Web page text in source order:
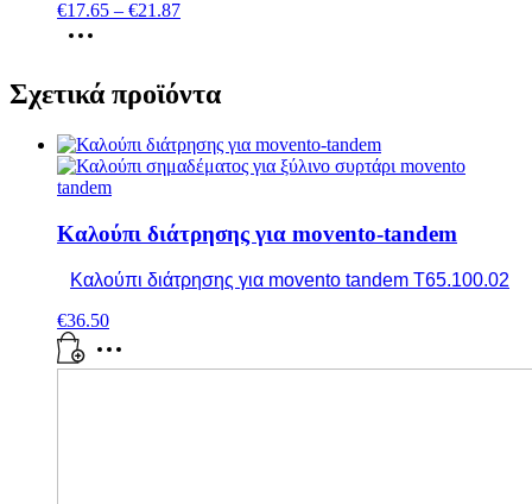
€17.65 – €21.87
Σχετικά προϊόντα
Καλούπι διάτρησης για movento-tandem
Καλούπι διάτρησης για movento tandem T65.100.02
€36.50